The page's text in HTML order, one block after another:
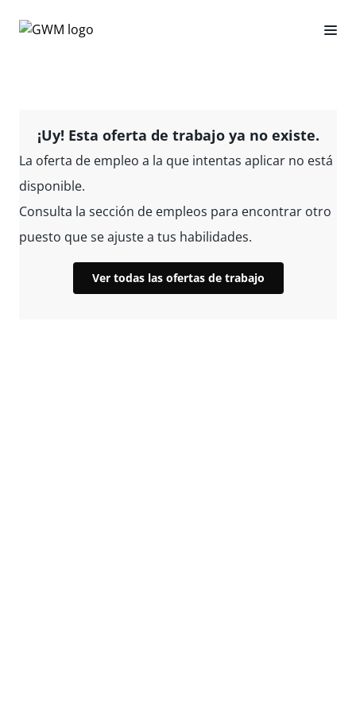
¡Uy! Esta oferta de trabajo ya no existe.
La oferta de empleo a la que intentas aplicar no está
disponible.
Consulta la sección de empleos para encontrar otro
puesto que se ajuste a tus habilidades.
Ver todas las ofertas de trabajo